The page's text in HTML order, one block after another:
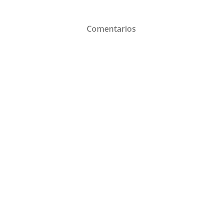
Comentarios